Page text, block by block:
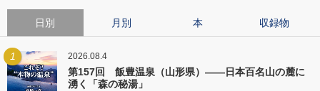
日別 月別 本 収録物
1 2026.08.4
第157回 飯豊温泉（山形県）――日本百名山の麓に
湧く「森の秘湯」